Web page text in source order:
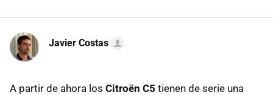
Javier Costas
A partir de ahora los Citroën C5 tienen de serie una